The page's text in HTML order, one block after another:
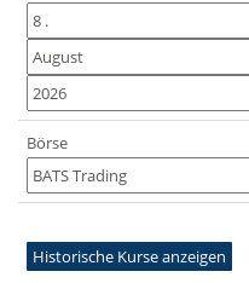
Börse
Historische Kurse anzeigen